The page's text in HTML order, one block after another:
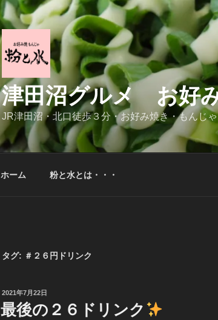
津田沼グルメ お好
JR津田沼・北口徒歩３分・お好み焼き・もんじ
ホーム 粉と水とは・・・
タグ: ＃２６円ドリンク
投
稿
日:
2021年7月22日
最後の２６ドリンク